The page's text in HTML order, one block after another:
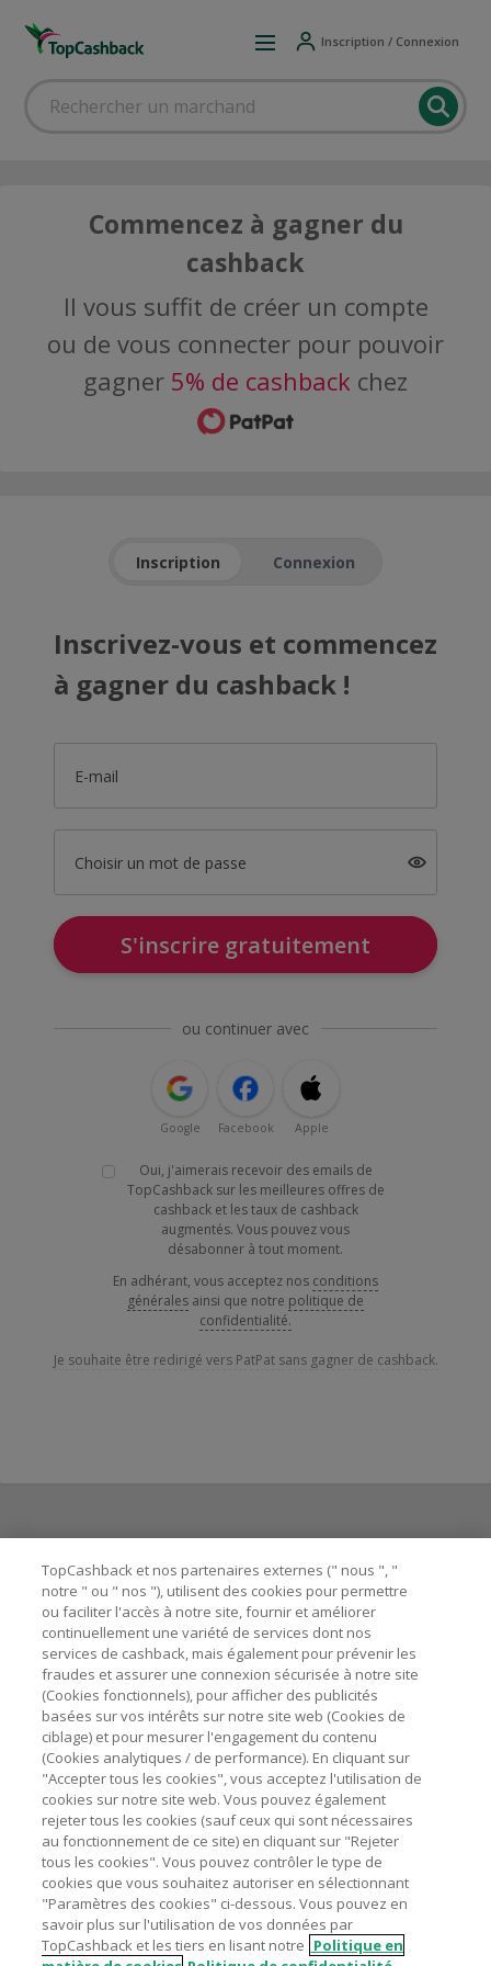
Inscription / Connexion
Commencez à gagner du
cashback
Il vous suffit de créer un compte
ou de vous connecter pour pouvoir
gagner 5% de cashback chez
Inscription Connexion
Inscrivez-vous et commencez
à gagner du cashback !
E-mail
Choisir un mot de passe
S'inscrire gratuitement
ou continuer avec
Google Facebook Apple
Oui, j'aimerais recevoir des emails de
TopCashback sur les meilleures offres de
cashback et les taux de cashback
augmentés. Vous pouvez vous
désabonner à tout moment.
En adhérant, vous acceptez nos conditions
générales ainsi que notre politique de
confidentialité.
Je souhaite être redirigé vers PatPat sans gagner de cashback.
Besoin d'aide ?
Astuces pour économiser
A propos de
Contactez-nous
Mentions légales
Nos sites UK US CN JP DE AU
TopCashback et nos partenaires externes (" nous ", "
notre " ou " nos "), utilisent des cookies pour permettre
ou faciliter l'accès à notre site, fournir et améliorer
continuellement une variété de services dont nos
services de cashback, mais également pour prévenir les
fraudes et assurer une connexion sécurisée à notre site
(Cookies fonctionnels), pour afficher des publicités
basées sur vos intérêts sur notre site web (Cookies de
ciblage) et pour mesurer l'engagement du contenu
(Cookies analytiques / de performance). En cliquant sur
"Accepter tous les cookies", vous acceptez l'utilisation de
cookies sur notre site web. Vous pouvez également
rejeter tous les cookies (sauf ceux qui sont nécessaires
au fonctionnement de ce site) en cliquant sur "Rejeter
tous les cookies". Vous pouvez contrôler le type de
cookies que vous souhaitez autoriser en sélectionnant
"Paramètres des cookies" ci-dessous. Vous pouvez en
savoir plus sur l'utilisation de vos données par
TopCashback et les tiers en lisant notre Politique en